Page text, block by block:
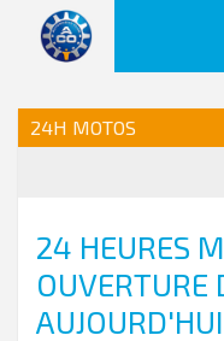
24H MOTOS
24 HEURES
OUVERTURE